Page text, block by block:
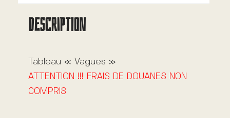
DESCRIPTION
Tableau « Vagues »
ATTENTION !!! FRAIS DE DOUANES NON
COMPRIS